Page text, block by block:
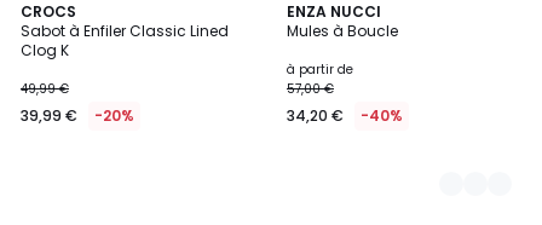
CROCS
Sabot à Enfiler Classic Lined
Clog K
49,99 €
39,99 € -20%
ENZA NUCCI
Mules à Boucle
à partir de
57,00 €
34,20 € -40%
2
Couleurs